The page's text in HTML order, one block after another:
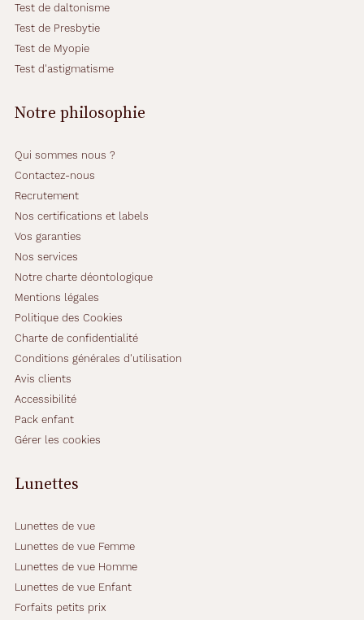
Test de daltonisme
Test de Presbytie
Test de Myopie
Test d'astigmatisme
Notre philosophie
Qui sommes nous ?
Contactez-nous
Recrutement
Nos certifications et labels
Vos garanties
Nos services
Notre charte déontologique
Mentions légales
Politique des Cookies
Charte de confidentialité
Conditions générales d'utilisation
Avis clients
Accessibilité
Pack enfant
Gérer les cookies
Lunettes
Lunettes de vue
Lunettes de vue Femme
Lunettes de vue Homme
Lunettes de vue Enfant
Forfaits petits prix